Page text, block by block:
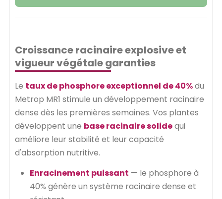
Croissance racinaire explosive et
vigueur végétale garanties
Le taux de phosphore exceptionnel de 40%du
Metrop MR1 stimule un développement racinaire
dense dès les premières semaines. Vos plantes
développent une base racinaire solidequi
améliore leur stabilité et leur capacité
d'absorption nutritive.
Enracinement puissant — le phosphore à
40% génère un système racinaire dense et